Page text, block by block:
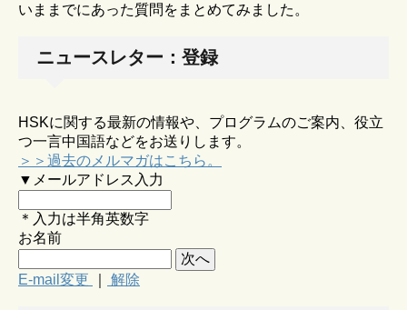
いままでにあった質問をまとめてみました。
ニュースレター：登録
HSKに関する最新の情報や、プログラムのご案内、役立
つ一言中国語などをお送りします。
＞＞過去のメルマガはこちら。
▼メールアドレス入力
＊入力は半角英数字
お名前
E-mail変更 解除